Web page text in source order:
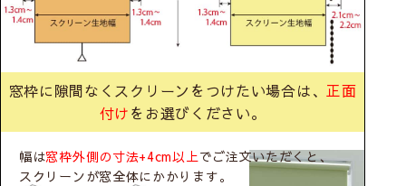
窓枠に隙間なくスクリーンをつけたい場合は、正面
付けをお選びください。
幅は窓枠外側の寸法+4cm以上でご注文いただくと、
スクリーンが窓全体にかかります。